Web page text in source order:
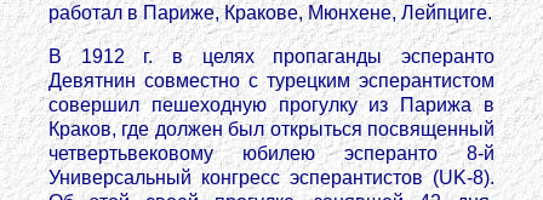
работал в Париже, Кракове, Мюнхене, Лейпциге.
В 1912 г. в целях пропаганды эсперанто
Девятнин совместно с турецким эсперантистом
совершил пешеходную прогулку из Парижа в
Краков, где должен был открыться посвященный
четвертьвековому юбилею эсперанто 8-й
Универсальный конгресс эсперантистов (UK-8).